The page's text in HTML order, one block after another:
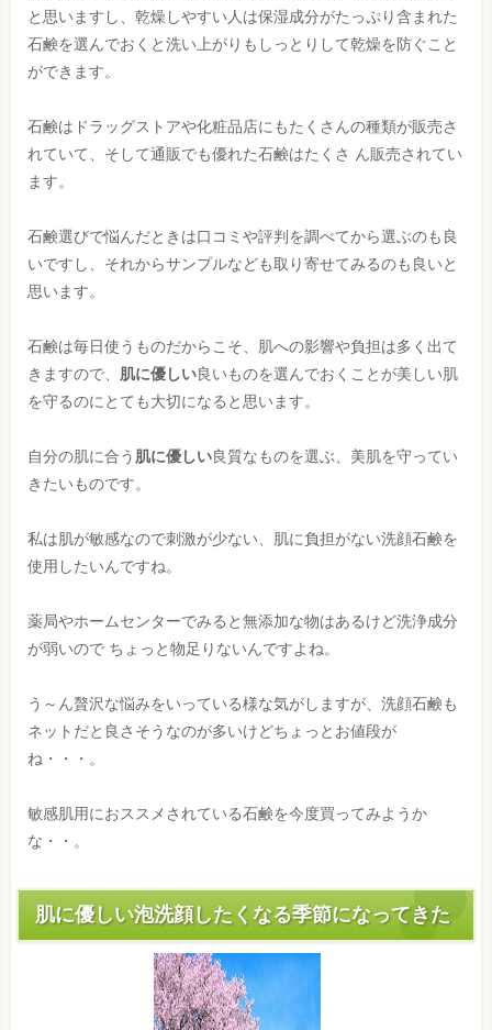
と思いますし、乾燥しやすい人は保湿成分がたっぷり含まれた
石鹸を選んでおくと洗い上がりもしっとりして乾燥を防ぐこと
ができます。
石鹸はドラッグストアや化粧品店にもたくさんの種類が販売さ
れていて、そして通販でも優れた石鹸はたくさ ん販売されてい
ます。
石鹸選びで悩んだときは口コミや評判を調べてから選ぶのも良
いですし、それからサンプルなども取り寄せてみるのも良いと
思います。
石鹸は毎日使うものだからこそ、肌への影響や負担は多く出て
きますので、 肌に優しい良いものを選んでおくことが美しい肌
を守るのにとても大切になると思います。
自分の肌に合う 肌に優しい良質なものを選ぶ、美肌を守ってい
きたいものです。
私は肌が敏感なので刺激が少ない、肌に負担がない洗顔石鹸を
使用したいんですね。
薬局やホームセンターでみると無添加な物はあるけど洗浄成分
が弱いので ちょっと物足りないんですよね。
う～ん贅沢な悩みをいっている様な気がしますが、洗顔石鹸も
ネットだと良さそうなのが多いけどちょっとお値段が
ね・・・。
敏感肌用におススメされている石鹸を今度買ってみようか
な・・。
肌に優しい泡洗顔したくなる季節になってきた